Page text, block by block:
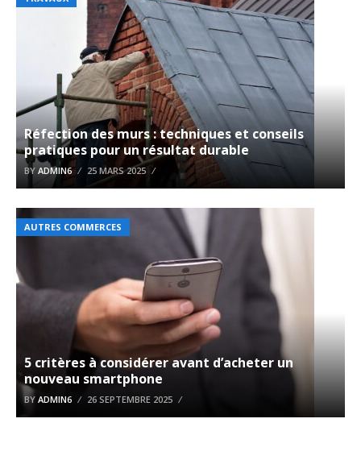
Réfection des murs : techniques et conseils
pratiques pour un résultat durable
BY ADMIN6 25 MARS 2025
AUTRES COMMERCES
5 critères à considérer avant d’acheter un
nouveau smartphone
BY ADMIN6 26 SEPTEMBRE 2025